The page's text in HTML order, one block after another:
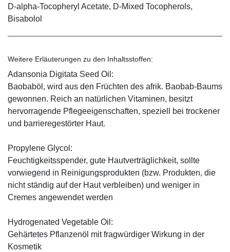
D-alpha-Tocopheryl Acetate, D-Mixed Tocopherols,
Bisabolol
Weitere Erläuterungen zu den Inhaltsstoffen:
Adansonia Digitata Seed Oil:
Baobaböl, wird aus den Früchten des afrik. Baobab-Baums
gewonnen. Reich an natürlichen Vitaminen, besitzt
hervorragende Pflegeeigenschaften, speziell bei trockener
und barrieregestörter Haut.
Propylene Glycol:
Feuchtigkeitsspender, gute Hautverträglichkeit, sollte
vorwiegend in Reinigungsprodukten (bzw. Produkten, die
nicht ständig auf der Haut verbleiben) und weniger in
Cremes angewendet werden
Hydrogenated Vegetable Oil:
Gehärtetes Pflanzenöl mit fragwürdiger Wirkung in der
Kosmetik